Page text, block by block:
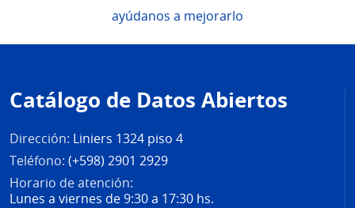
ayúdanos a mejorarlo
de
página
Catálogo de Datos Abiertos
Dirección: Liniers 1324 piso 4
Teléfono: (+598) 2901 2929
Horario de atención:
Lunes a viernes de 9:30 a 17:30 hs.